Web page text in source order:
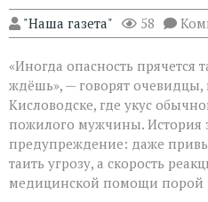
"Наша газета" 58
«Иногда опасность прячется
ждёшь», — говорят очевидцы,
Кисловодске, где укус
пожилого мужчины. История
предупреждение: даже
таить угрозу, а скорость
медицинской помощи порой